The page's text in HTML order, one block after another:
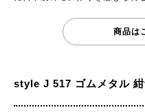
商品は
style J 517 ゴムメタル